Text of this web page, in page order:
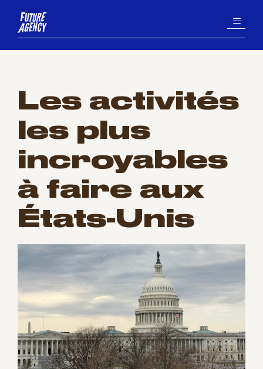
contenu
MENU
Les activités
les plus
incroyables
à faire aux
États-Unis